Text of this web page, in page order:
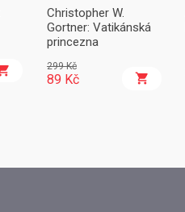
Christopher W.
Gortner: Vatikánská
princezna
299 Kč
89 Kč